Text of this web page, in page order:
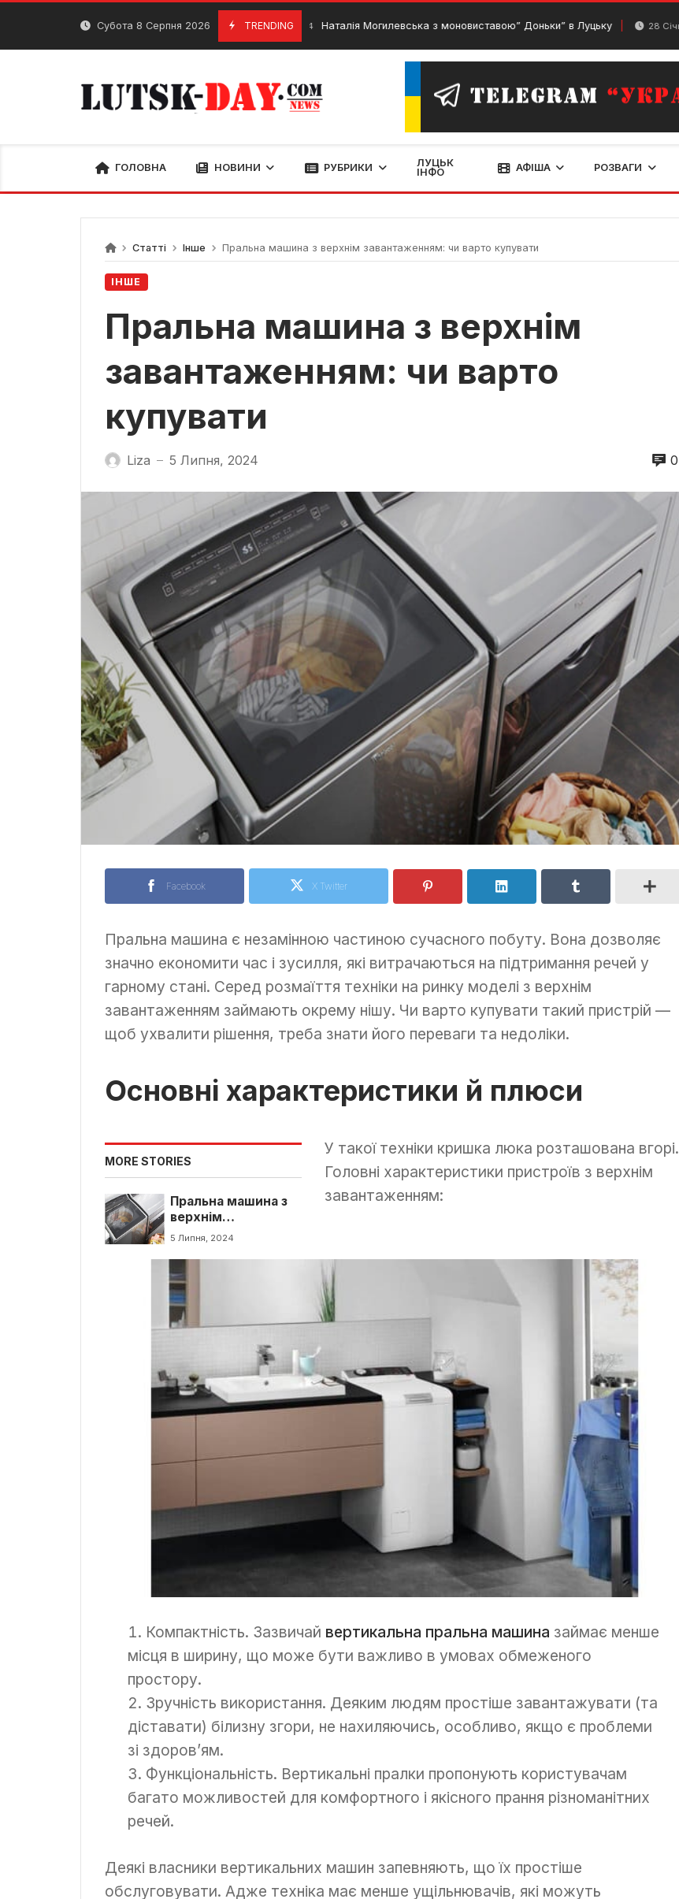
Skip
Субота 8 Серпня 2026 TRENDING
11 Квітня, 2024 Наталія Могилевська з моновиставою” Доньки” в Луцьку 28 Січня, 2024
ГОЛОВНА НОВИНИ РУБРИКИ
ЛУЦЬК
ІНФО
АФІША РОЗВАГИ
Статті Інше Пральна машина з верхнім завантаженням: чи варто купувати
ІНШЕ
Пральна машина з верхнім
завантаженням: чи варто
купувати
Liza — 5 Липня, 2024 0
Facebook X Twitter
Пральна машина є незамінною частиною сучасного побуту. Вона дозволяє
значно економити час і зусилля, які витрачаються на підтримання речей у
гарному стані. Серед розмаїття техніки на ринку моделі з верхнім
завантаженням займають окрему нішу. Чи варто купувати такий пристрій —
щоб ухвалити рішення, треба знати його переваги та недоліки.
Основні характеристики й плюси
MORE STORIES
Пральна машина з
верхнім
завантаженням: чи
5 Липня, 2024
У такої техніки кришка люка розташована вгорі.
Головні характеристики пристроїв з верхнім
завантаженням:
Компактність. Зазвичай вертикальна пральна машина займає менше
місця в ширину, що може бути важливо в умовах обмеженого
простору.
Зручність використання. Деяким людям простіше завантажувати (та
діставати) білизну згори, не нахиляючись, особливо, якщо є проблеми
зі здоров’ям.
Функціональність. Вертикальні пралки пропонують користувачам
багато можливостей для комфортного і якісного прання різноманітних
речей.
Деякі власники вертикальних машин запевняють, що їх простіше
обслуговувати. Адже техніка має менше ущільнювачів, які можуть